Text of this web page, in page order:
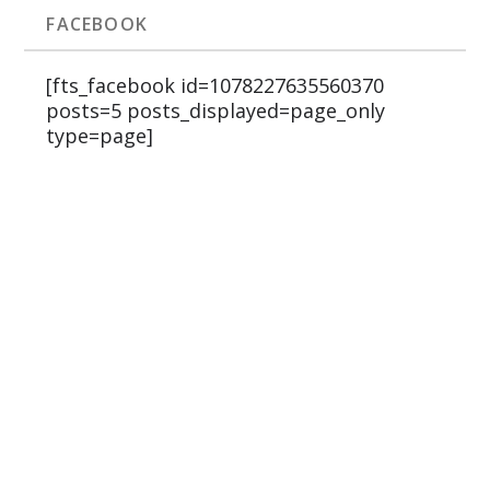
FACEBOOK
[fts_facebook id=1078227635560370
posts=5 posts_displayed=page_only
type=page]